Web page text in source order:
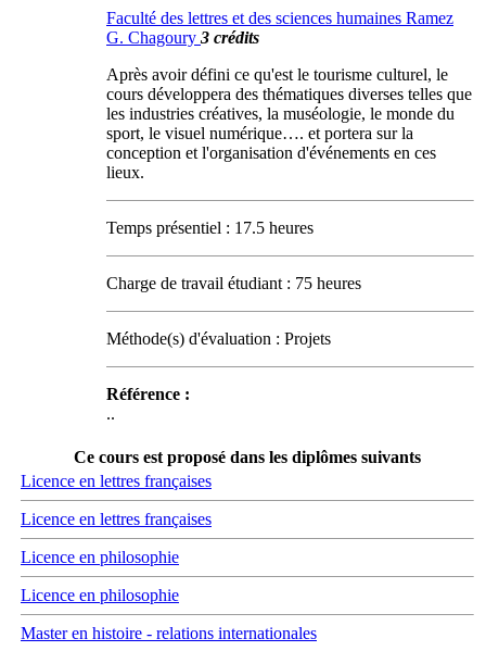
Faculté des lettres et des sciences humaines Ramez
G. Chagoury 3 crédits
Après avoir défini ce qu'est le tourisme culturel, le
cours développera des thématiques diverses telles que
les industries créatives, la muséologie, le monde du
sport, le visuel numérique…. et portera sur la
conception et l'organisation d'événements en ces
lieux.
Temps présentiel : 17.5 heures
Charge de travail étudiant : 75 heures
Méthode(s) d'évaluation : Projets
Référence :
..
Ce cours est proposé dans les diplômes suivants
Licence en lettres françaises
Licence en lettres françaises
Licence en philosophie
Licence en philosophie
Master en histoire - relations internationales